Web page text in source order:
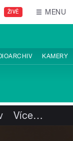
ŽIVĚ MENU
KAMERY
Více…